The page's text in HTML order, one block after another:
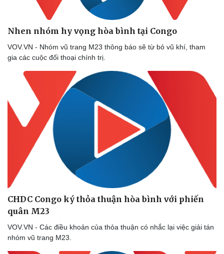
Nhen nhóm hy vọng hòa bình tại Congo
VOV.VN - Nhóm vũ trang M23 thông báo sẽ từ bỏ vũ khí, tham
gia các cuộc đối thoại chính trị.
CHDC Congo ký thỏa thuận hòa bình với phiến
quân M23
VOV.VN - Các điều khoản của thỏa thuận có nhắc lại việc giải tán
nhóm vũ trang M23.